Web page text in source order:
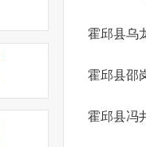
霍邱县乌
霍邱县邵
霍邱县冯